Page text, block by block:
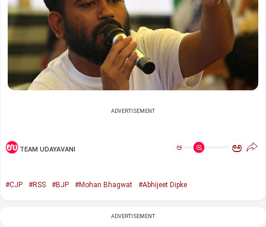
ADVERTISEMENT
TEAM UDAYAVANI ಅ ಅ
#CJP #RSS #BJP #Mohan Bhagwat #Abhijeet Dipke
ADVERTISEMENT